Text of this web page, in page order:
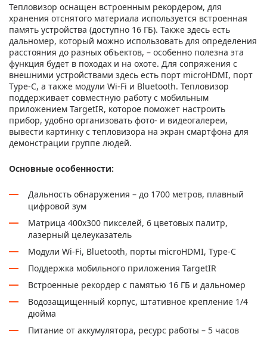
Тепловизор оснащен встроенным рекордером, для
хранения отснятого материала используется встроенная
память устройства (доступно 16 ГБ). Также здесь есть
дальномер, который можно использовать для определения
расстояния до разных объектов, – особенно полезна эта
функция будет в походах и на охоте. Для сопряжения с
внешними устройствами здесь есть порт microHDMI, порт
Type-C, а также модули Wi-Fi и Bluetooth. Тепловизор
поддерживает совместную работу с мобильным
приложением TargetIR, которое поможет настроить
прибор, удобно организовать фото- и видеогалереи,
вывести картинку с тепловизора на экран смартфона для
демонстрации группе людей.
Основные особенности:
Дальность обнаружения – до 1700 метров, плавный
цифровой зум
Матрица 400x300 пикселей, 6 цветовых палитр,
лазерный целеуказатель
Модули Wi-Fi, Bluetooth, порты microHDMI, Type-C
Поддержка мобильного приложения TargetIR
Встроенные рекордер с памятью 16 ГБ и дальномер
Водозащищенный корпус, штативное крепление 1/4
дюйма
Питание от аккумулятора, ресурс работы – 5 часов